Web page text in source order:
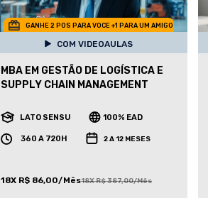
GANHE 2 POS PARA VOCE +1 PARA UM AMIGO
COM VIDEOAULAS
MBA EM GESTÃO DE LOGÍSTICA E
SUPPLY CHAIN MANAGEMENT
LATO SENSU 100% EAD
360 A 720H 2 A 12 MESES
18X R$ 86,00/Mês18X R$ 387,00/Mês